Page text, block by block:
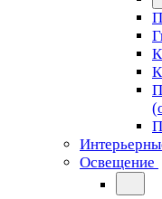
Освещение